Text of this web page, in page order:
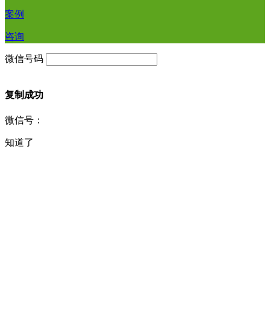
案例
咨询
微信号码
复制成功
微信号：
知道了